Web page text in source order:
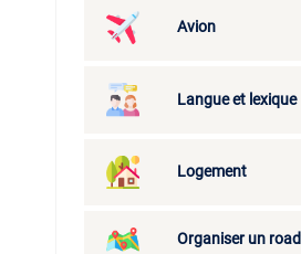
Avion
Langue et lexique
Logement
Organiser un